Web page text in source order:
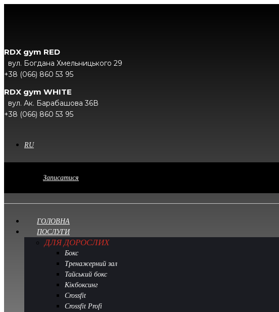
RDX gym RED
вул. Богдана Хмельницького 29
+38 (066) 860 53 95
RDX gym WHITE
вул. Ак. Барабашова 36В
+38 (066) 860 53 95
RU
Записатися
ГОЛОВНА
ПОСЛУГИ
ДЛЯ ДОРОСЛИХ
Бокс
Тренажерний зал
Тайський бокс
Кікбоксинг
Crossfit
Crossfit Profi